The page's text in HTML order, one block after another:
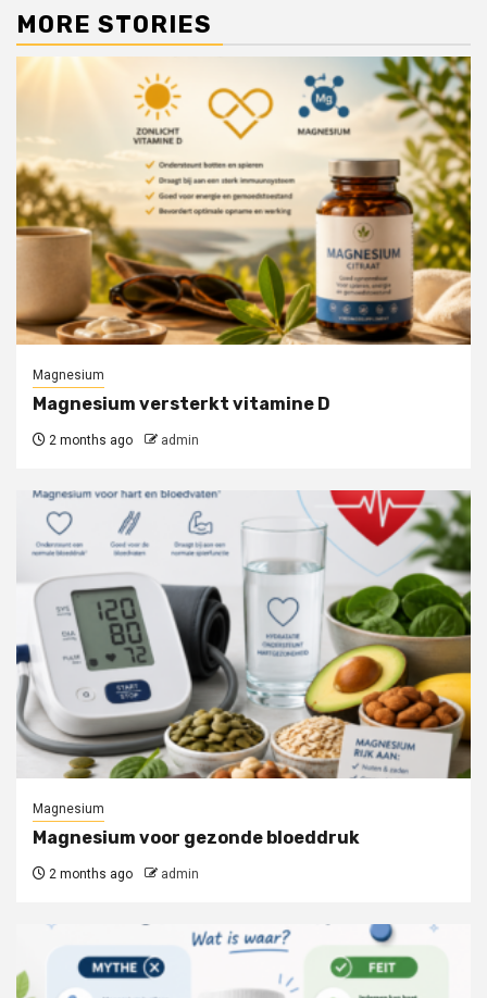
MORE STORIES
Magnesium
Magnesium versterkt vitamine D
2 months ago admin
Magnesium
Magnesium voor gezonde bloeddruk
2 months ago admin